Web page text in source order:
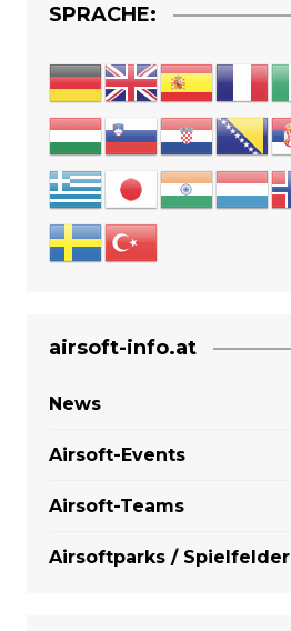
SPRACHE:
airsoft-info.at
News
Airsoft-Events
Airsoft-Teams
Airsoftparks / Spielfelder